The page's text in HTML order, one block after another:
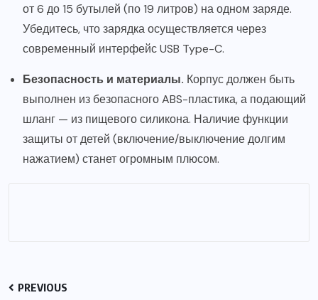
от 6 до 15 бутылей (по 19 литров) на одном заряде.
Убедитесь, что зарядка осуществляется через
современный интерфейс USB Type-C.
Безопасность и материалы. Корпус должен быть
выполнен из безопасного ABS-пластика, а подающий
шланг — из пищевого силикона. Наличие функции
защиты от детей (включение/выключение долгим
нажатием) станет огромным плюсом.
PREVIOUS